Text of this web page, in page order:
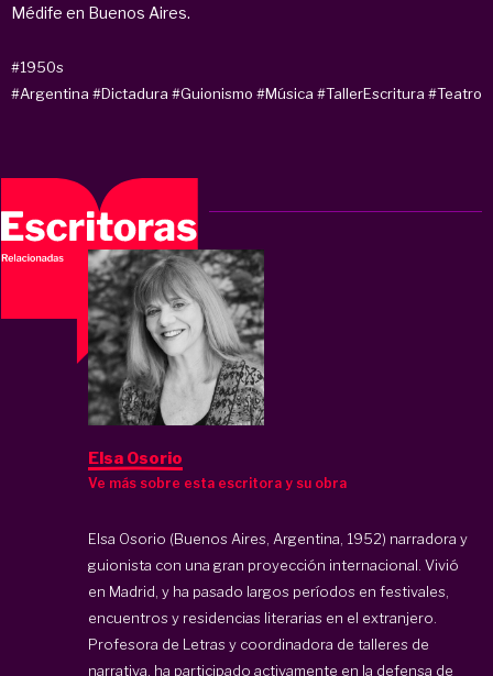
Médife en Buenos Aires.
#1950s
#Argentina #Dictadura #Guionismo #Música #TallerEscritura #Teatro
Elsa Osorio
Ve más sobre esta escritora y su obra
Elsa Osorio (Buenos Aires, Argentina, 1952) narradora y
guionista con una gran proyección internacional. Vivió
en Madrid, y ha pasado largos períodos en festivales,
encuentros y residencias literarias en el extranjero.
Profesora de Letras y coordinadora de talleres de
narrativa, ha participado activamente en la defensa de